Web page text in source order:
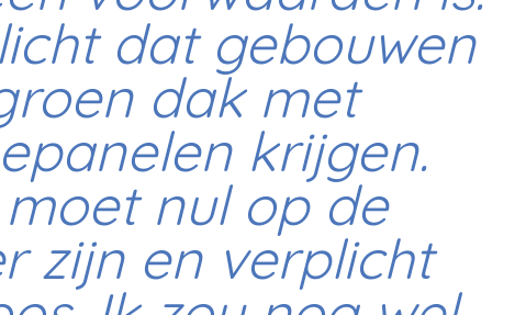
dat gebouwen
dak met
krijgen.
moet nul op de
zijn en verplicht